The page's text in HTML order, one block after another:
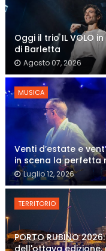
Oggi il trio IL VOLO
di Barletta
Agosto 07, 2026
MUSICA
Venti d’estate e
in scena la perfetta
Luglio 12, 2026
TERRITORIO
PORTO RUBINO
dell'ottava